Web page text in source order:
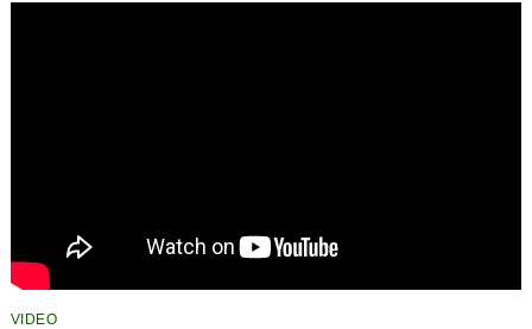
VIDEO